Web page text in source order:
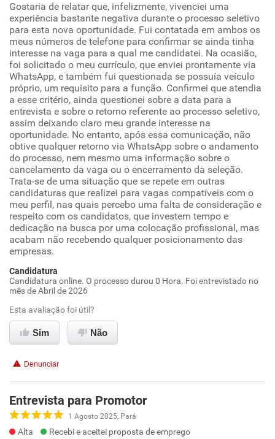
Gostaria de relatar que, infelizmente, vivenciei uma
experiência bastante negativa durante o processo seletivo
para esta nova oportunidade. Fui contatada em ambos os
meus números de telefone para confirmar se ainda tinha
interesse na vaga para a qual me candidatei. Na ocasião,
foi solicitado o meu currículo, que enviei prontamente via
WhatsApp, e também fui questionada se possuía veículo
próprio, um requisito para a função. Confirmei que atendia
a esse critério, ainda questionei sobre a data para a
entrevista e sobre o retorno referente ao processo seletivo,
assim deixando claro meu grande interesse na
oportunidade. No entanto, após essa comunicação, não
obtive qualquer retorno via WhatsApp sobre o andamento
do processo, nem mesmo uma informação sobre o
cancelamento da vaga ou o encerramento da seleção.
Trata-se de uma situação que se repete em outras
candidaturas que realizei para vagas compatíveis com o
meu perfil, nas quais percebo uma falta de consideração e
respeito com os candidatos, que investem tempo e
dedicação na busca por uma colocação profissional, mas
acabam não recebendo qualquer posicionamento das
empresas.
Candidatura
Candidatura online. O processo durou 0 Hora. Foi entrevistado no
mês de Abril de 2026
Esta avaliação foi útil?
Sim Não
Denunciar
Entrevista para Promotor
1 Agosto 2025, Pará
Alta Recebi e aceitei proposta de emprego